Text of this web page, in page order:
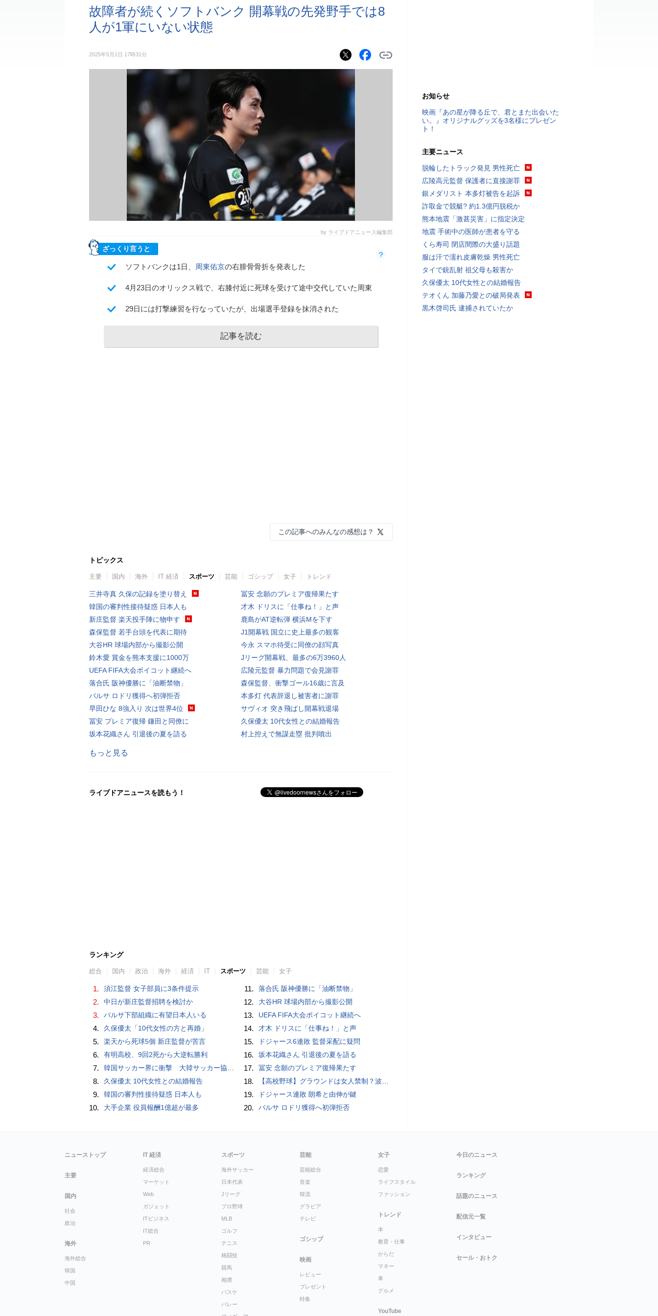
故障者が続くソフトバンク 開幕戦の先発野手では8
人が1軍にいない状態
2025年5月1日 17時31分
by ライブドアニュース編集部
ざっくり言うと
ソフトバンクは1日、 周東佑京の右腓骨骨折を発表した
4月23日のオリックス戦で、右膝付近に死球を受けて途中交代していた周東
29日には打撃練習を行なっていたが、出場選手登録を抹消された
記事を読む
この記事へのみんなの感想は？
トピックス
主要 国内 海外 IT 経済 スポーツ 芸能 ゴシップ 女子 トレンド
三井寺真 久保の記録を塗り替え
韓国の審判性接待疑惑 日本人も
新庄監督 楽天投手陣に物申す
森保監督 若手台頭を代表に期待
大谷HR 球場内部から撮影公開
鈴木愛 賞金を熊本支援に1000万
UEFA FIFA大会ボイコット継続へ
落合氏 阪神優勝に「油断禁物」
バルサ ロドリ獲得へ初弾拒否
早田ひな 8強入り 次は世界4位
冨安 プレミア復帰 鎌田と同僚に
坂本花織さん 引退後の夏を語る
冨安 念願のプレミア復帰果たす
才木 ドリスに「仕事ね！」と声
鹿島がAT逆転弾 横浜Mを下す
J1開幕戦 国立に史上最多の観客
今永 スマホ待受に同僚の顔写真
Jリーグ開幕戦、最多の6万3960人
広陵元監督 暴力問題で会見謝罪
森保監督、衝撃ゴール16歳に言及
本多灯 代表辞退し被害者に謝罪
サヴィオ 突き飛ばし開幕戦退場
久保優太 10代女性との結婚報告
村上控えで無謀走塁 批判噴出
もっと見る
ライブドアニュースを読もう！
ランキング
総合 国内 政治 海外 経済 IT スポーツ 芸能 女子
1. 須江監督 女子部員に3条件提示
2. 中日が新庄監督招聘を検討か
3. バルサ下部組織に有望日本人いる
4. 久保優太「10代女性の方と再婚」
5. 楽天から死球5個 新庄監督が苦言
6. 有明高校、9回2死から大逆転勝利
7. 韓国サッカー界に衝撃 大韓サッカー協会に外国人審判への“性的接待”疑惑 韓国メディアが報道
8. 久保優太 10代女性との結婚報告
9. 韓国の審判性接待疑惑 日本人も
10. 大手企業 役員報酬1億超が最多
11. 落合氏 阪神優勝に「油断禁物」
12. 大谷HR 球場内部から撮影公開
13. UEFA FIFA大会ボイコット継続へ
14. 才木 ドリスに「仕事ね！」と声
15. ドジャース6連敗 監督采配に疑問
16. 坂本花織さん 引退後の夏を語る
17. 冨安 念願のプレミア復帰果たす
18. 【高校野球】グラウンドは女人禁制？波紋を呼ぶ女子マネの練習参加制止問題
19. ドジャース連敗 朗希と由伸が鍵
20. バルサ ロドリ獲得へ初弾拒否
お知らせ
映画『あの星が降る丘で、君とまた出会いた
い。』オリジナルグッズを3名様にプレゼン
ト！
主要ニュース
脱輪したトラック発見 男性死亡
広陵高元監督 保護者に直接謝罪
銀メダリスト 本多灯被告を起訴
詐取金で競艇? 約1.3億円脱税か
熊本地震「激甚災害」に指定決定
地震 手術中の医師が患者を守る
くら寿司 閉店間際の大盛り話題
服は汗で濡れ皮膚乾燥 男性死亡
タイで銃乱射 祖父母も殺害か
久保優太 10代女性との結婚報告
テオくん 加藤乃愛との破局発表
黒木啓司氏 逮捕されていたか
ニューストップ
主要
国内
社会
政治
海外
海外総合
韓国
中国
IT 経済
経済総合
マーケット
Web
ガジェット
ITビジネス
IT総合
PR
スポーツ
海外サッカー
日本代表
Jリーグ
プロ野球
MLB
ゴルフ
テニス
格闘技
競馬
相撲
バスケ
バレー
芸能
芸能総合
音楽
韓流
グラビア
テレビ
ゴシップ
映画
レビュー
プレゼント
特集
女子
恋愛
ライフスタイル
ファッション
トレンド
本
教育・仕事
からだ
マネー
車
グルメ
YouTube
今日のニュース
ランキング
話題のニュース
配信元一覧
インタビュー
セール・おトク